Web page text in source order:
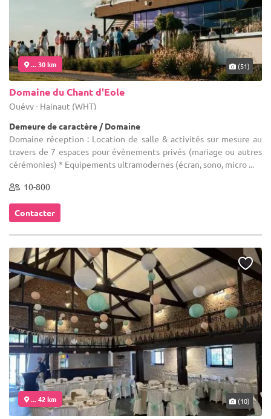
... 30 km (51)
Domaine du Chant d'Eole
Quévy - Hainaut (WHT)
Demeure de caractère / Domaine
Domaine réception : Location de salle & activités sur mesure au
travers de 7 espaces pour évènements privés (mariage ou autres
cérémonies) * Equipements ultramodernes (écran, sono, micro ...
10-800
Contacter
... 42 km (10)